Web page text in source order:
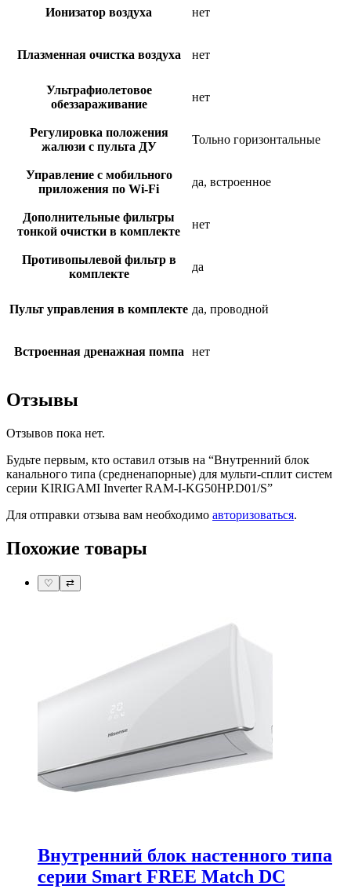
Ионизатор воздуха нет
Плазменная очистка воздуха нет
Ультрафиолетовое
обеззараживание
нет
Регулировка положения
жалюзи с пульта ДУ
Тольно горизонтальные
Управление c мобильного
приложения по Wi-Fi
да, встроенное
Дополнительные фильтры
тонкой очистки в комплекте
нет
Противопылевой фильтр в
комплекте
да
Пульт управления в комплекте да, проводной
Встроенная дренажная помпа нет
Отзывы
Отзывов пока нет.
Будьте первым, кто оставил отзыв на “Внутренний блок
канального типа (средненапорные) для мульти-сплит систем
серии KIRIGAMI Inverter RAM-I-KG50HP.D01/S”
Для отправки отзыва вам необходимо авторизоваться.
Похожие товары
♡ ⇄
Внутренний блок настенного типа
серии Smart FREE Match DC